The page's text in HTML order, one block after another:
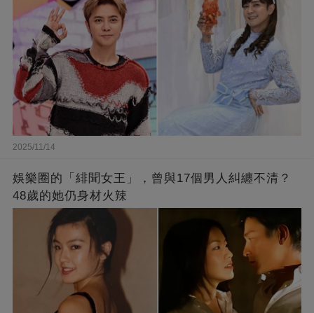
2025/11/14
娛樂圈的「緋聞女王」，曾與17個男人糾纏不清？
48歲的她仍身材火辣